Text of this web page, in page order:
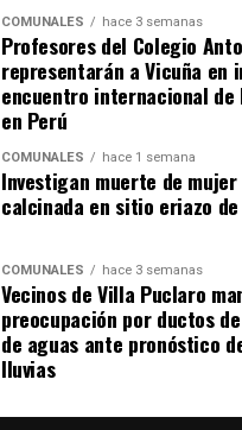
COMUNALES hace 3 semanas
Profesores del Colegio
representarán a Vicuña en
encuentro internacional de
en Perú
COMUNALES hace 1 semana
Investigan muerte de
calcinada en sitio eriazo
COMUNALES hace 3 semanas
Vecinos de Villa Puclaro
preocupación por ductos
de aguas ante pronóstico
lluvias